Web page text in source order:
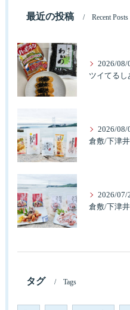
最近の投稿 Recent Posts
2026/08/
2026/08/
2026/07/
タグ Tags